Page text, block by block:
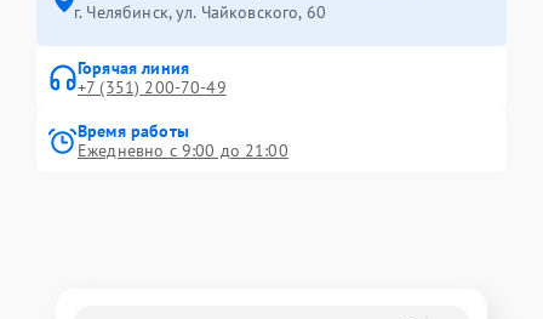
г. Челябинск, ул. Чайковского, 60
Горячая линия
+7 (351) 200-70-49
Время работы
Ежедневно с 9:00 до 21:00